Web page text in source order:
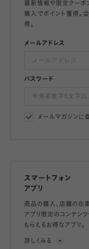
最新情報や限定クーポ
購入でポイント獲得。
得。
メールアドレス
パスワード
メールマガジンに
スマートフォン
アプリ
商品の購入、店舗の在庫
アプリ限定のコンテン
もらえるお得なアプリ。
詳しくみる